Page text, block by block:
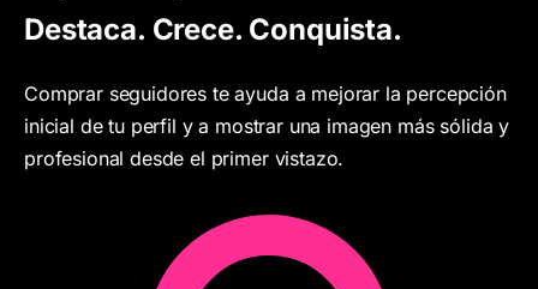
Destaca. Crece. Conquista.
Comprar seguidores te ayuda a mejorar la percepción
inicial de tu perfil y a mostrar una imagen más sólida y
profesional desde el primer vistazo.